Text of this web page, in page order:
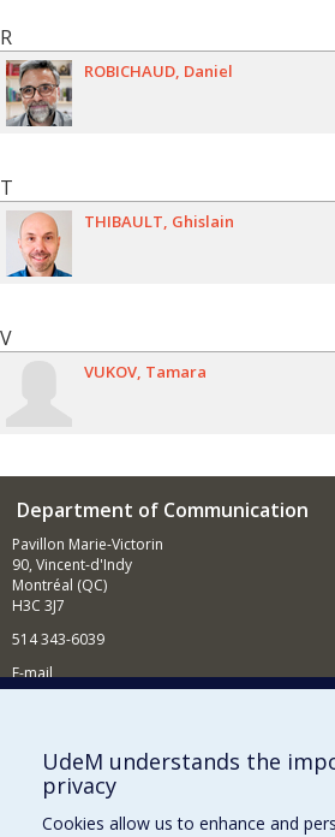
R
ROBICHAUD Daniel
T
THIBAULT Ghislain
V
VUKOV Tamara
Department of Communication
Pavillon Marie-Victorin
90, Vincent-d'Indy
Montréal (QC)
H3C 3J7
514 343-6039
E-mail
Supporting the Department
NEED HELP?
Site map
UdeM understands the
privacy
Cookies allow us to enhance and